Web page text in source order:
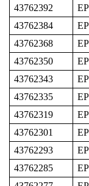
43762392
43762384
43762368
43762350
43762343
43762335
43762319
43762301
43762293
43762285